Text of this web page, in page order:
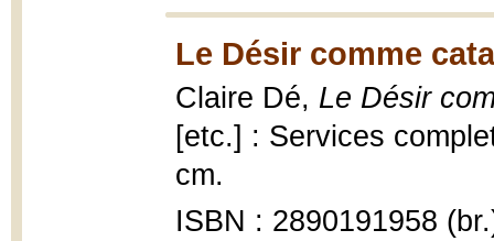
Le Désir comme
Claire Dé, Le Désir
[etc.] : Services
cm.
ISBN : 2890191958